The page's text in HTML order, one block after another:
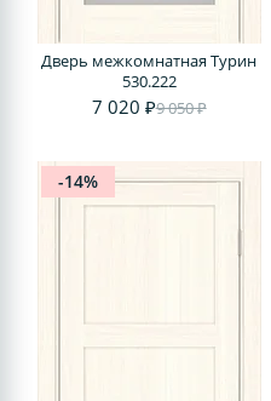
Дверь межкомнатная Турин
530.222
7 020 ₽9 050 ₽
-14%